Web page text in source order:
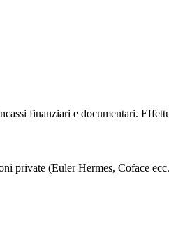
finanziari e documentari.
private (Euler Hermes, Coface